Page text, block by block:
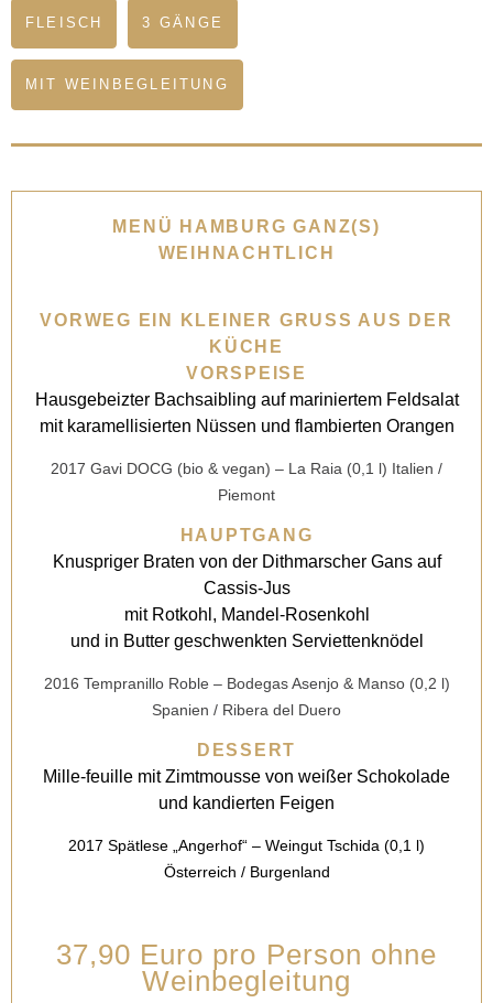
FLEISCH 3 GÄNGE
MIT WEINBEGLEITUNG
MENÜ HAMBURG GANZ(S)
WEIHNACHTLICH
VORWEG EIN KLEINER GRUSS AUS DER K
ÜCHE
VORSPEISE
Hausgebeizter Bachsaibling auf mariniertem Feldsalat
mit karamellisierten Nüssen und flambierten Orangen
2017 Gavi DOCG (bio & vegan) – La Raia (0,1 l) Italien /
Piemont
HAUPTGANG
Knuspriger Braten von der Dithmarscher Gans auf
Cassis-Jus
mit Rotkohl, Mandel-Rosenkohl
und in Butter geschwenkten Serviettenknödel
2016 Tempranillo Roble – Bodegas Asenjo & Manso (0,2 l)
Spanien / Ribera del Duero
DESSERT
Mille-feuille mit Zimtmousse von weißer Schokolade
und kandierten Feigen
2017 Spätlese „Angerhof“ – Weingut Tschida (0,1 l)
Österreich / Burgenland
37,90 Euro pro Person ohne
Weinbegleitung